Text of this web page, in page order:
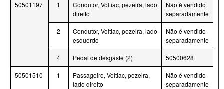
50501197 1
Condutor, Voltiac, pezeira, lado
direito
Não é vendido
separadamente
2
Condutor, Voltiac, pezeira, lado
esquerdo
Não é vendido
separadamente
4 Pedal de desgaste (2) 50500628
50501510 1
Passageiro, Voltiac, pezeira,
lado direito
Não é vendido
separadamente